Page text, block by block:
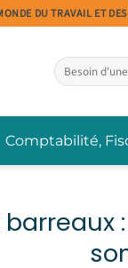
DU TRAVAIL ET
Comptabilité,